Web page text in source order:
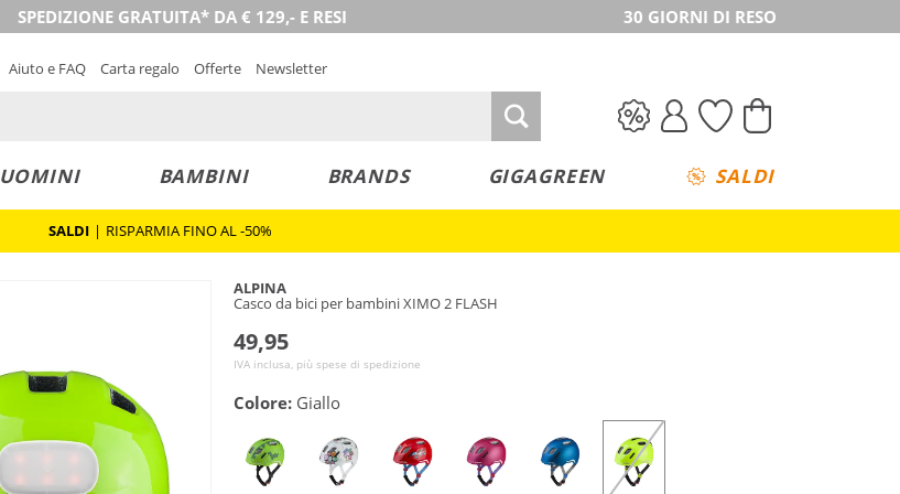
SPEDIZIONE GRATUITA* DA € 129,- E RESI 30 GIORNI DI RESO
Aiuto e FAQ Carta regalo Offerte Newsletter
UOMINI BAMBINI BRANDS GIGAGREEN SALDI
SALDI | RISPARMIA FINO AL -50%
ALPINA
Casco da bici per bambini XIMO 2 FLASH
49,95
IVA inclusa, più spese di spedizione
Colore: Giallo